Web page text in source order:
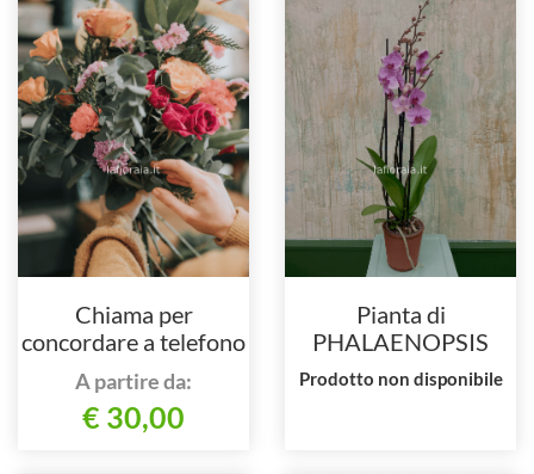
Chiama per
concordare a telefono
A partire da:
€ 30,00
Pianta di
PHALAENOPSIS
Prodotto non disponibile